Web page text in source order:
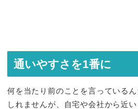
通いやすさを1番に
何を当たり前のことを言っている
しれませんが、自宅や会社から近